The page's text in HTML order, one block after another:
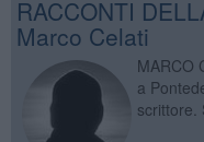
RACCONTI
Marco Celati
MARCO
a
scrittore.